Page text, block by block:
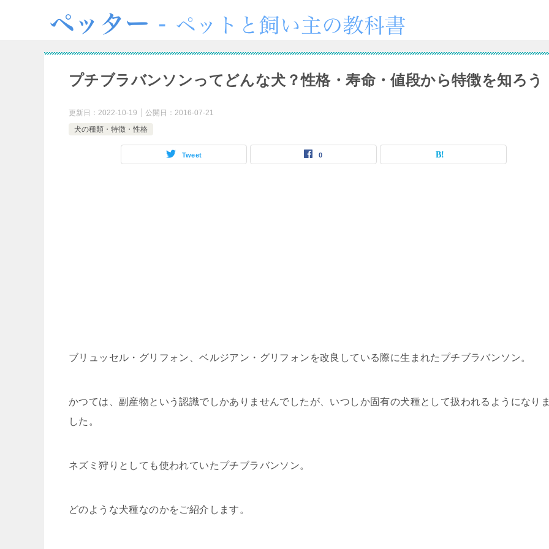
プチブラバンソンってどんな犬？性格・寿命・値段から特徴を知ろう
更新日： 2022-10-19 公開日： 2016-07-21
犬の種類・特徴・性格
Tweet 0
ブリュッセル・グリフォン、ベルジアン・グリフォンを改良している際に生まれたプチブラバンソン。
かつては、副産物という認識でしかありませんでしたが、いつしか固有の犬種として扱われるようになり
した。
ネズミ狩りとしても使われていたプチブラバンソン。
どのような犬種なのかをご紹介します。